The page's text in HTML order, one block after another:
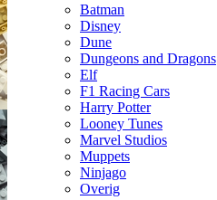
Batman
Disney
Dune
Dungeons and Dragons
Elf
F1 Racing Cars
Harry Potter
Looney Tunes
Marvel Studios
Muppets
Ninjago
Overig